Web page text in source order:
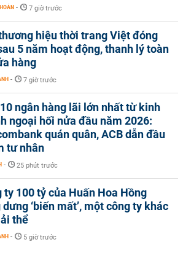
- 7 giờ trước
hiệu thời trang Việt đóng
5 năm hoạt động, thanh lý toàn
hàng
- 7 giờ trước
ngân hàng lãi lớn nhất từ kinh
ngoại hối nửa đầu năm 2026:
quán quân, ACB dẫn đầu
tư nhân
- 25 phút trước
ty 100 tỷ của Huấn Hoa Hồng
dưng ‘biến mất’, một công ty khác
thể
- 5 giờ trước